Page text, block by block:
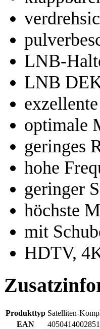
LNB-
LNB
optimale
geringes
hohe
geringer
höchste
mit
HDTV,
Produkttyp Satelliten-
EAN
4050414002851